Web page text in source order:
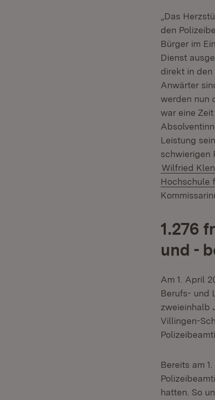
„Das
den
Bürger im
Dienst
direkt in
Anwärter
werden nun
war eine
Leistung
schwierigen
Wilfried
Hochschule
1.276
und -
Am 1. April
Berufs- und
zweieinhalb
Villingen-
Bereits am
hatten. So